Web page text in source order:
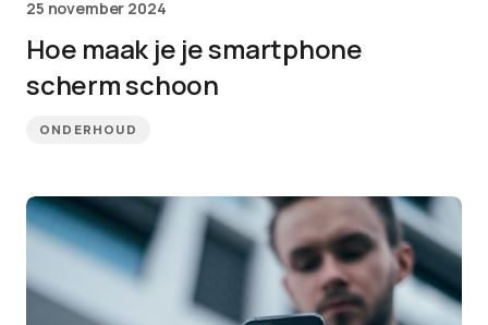
25 november 2024
Hoe maak je je smartphone
scherm schoon
ONDERHOUD